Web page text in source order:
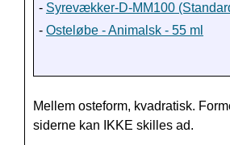
- Syrevækker-D-MM100
- Osteløbe - Animalsk - 55 ml
Mellem osteform, kvadratisk.
siderne kan IKKE skilles ad.